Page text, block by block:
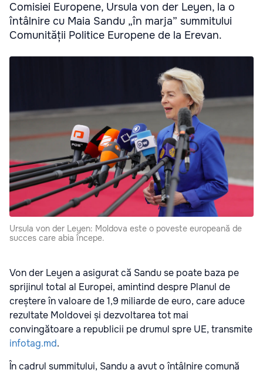
Comisiei Europene, Ursula von der Leyen, la o
întâlnire cu Maia Sandu „în marja” summitului
Comunității Politice Europene de la Erevan.
Ursula von der Leyen: Moldova este o poveste europeană de
succes care abia începe.
Von der Leyen a asigurat că Sandu se poate baza pe
sprijinul total al Europei, amintind despre Planul de
creștere în valoare de 1,9 miliarde de euro, care aduce
rezultate Moldovei și dezvoltarea tot mai
convingătoare a republicii pe drumul spre UE, transmite
infotag.md.
În cadrul summitului, Sandu a avut o întâlnire comună